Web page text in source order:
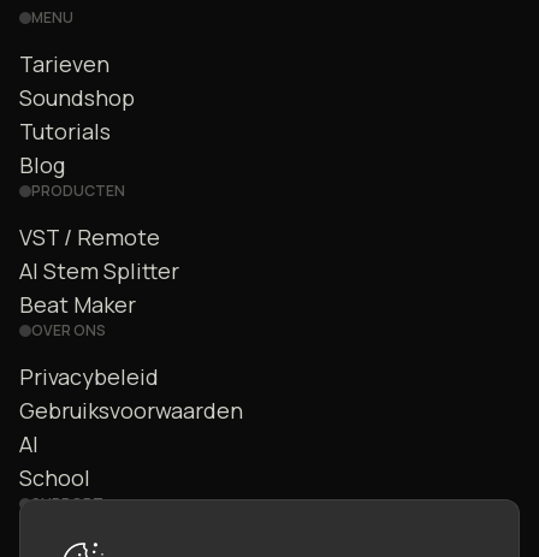
MENU
Tarieven
Soundshop
Tutorials
Blog
PRODUCTEN
VST / Remote
AI Stem Splitter
Beat Maker
OVER ONS
Privacybeleid
Gebruiksvoorwaarden
AI
School
SUPPORT
Contact